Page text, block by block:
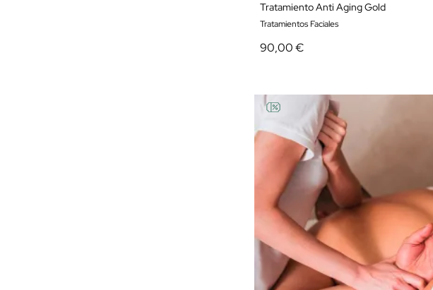
Tratamiento Anti Aging Gold
Tratamientos Faciales
90,00 €